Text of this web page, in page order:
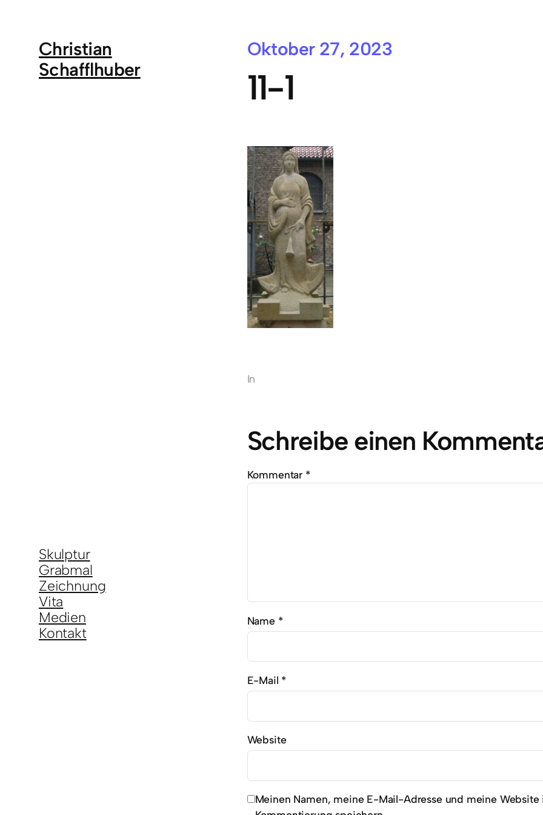
Christian
Schafflhuber
Skulptur
Grabmal
Zeichnung
Vita
Medien
Kontakt
Oktober 27, 2023
11-1
In
Schreibe einen
Kommentar *
Name *
E-Mail *
Website
Meinen Namen, meine E-Mail-Adresse und meine